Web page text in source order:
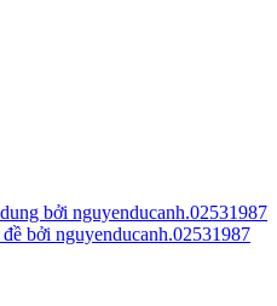
bởi nguyenducanh.02531987
bởi nguyenducanh.02531987